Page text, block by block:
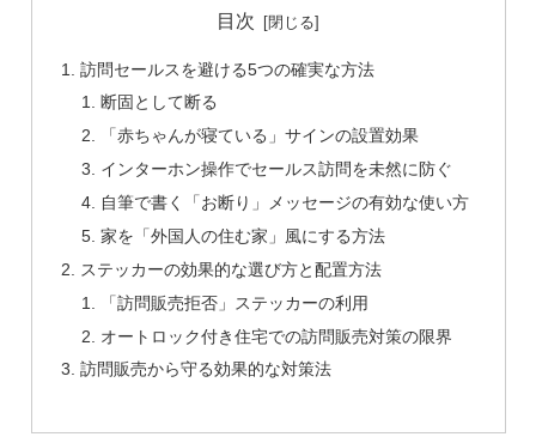
目次
訪問セールスを避ける5つの確実な方法
断固として断る
「赤ちゃんが寝ている」サインの設置効果
インターホン操作でセールス訪問を未然に防ぐ
自筆で書く「お断り」メッセージの有効な使い方
家を「外国人の住む家」風にする方法
ステッカーの効果的な選び方と配置方法
「訪問販売拒否」ステッカーの利用
オートロック付き住宅での訪問販売対策の限界
訪問販売から守る効果的な対策法